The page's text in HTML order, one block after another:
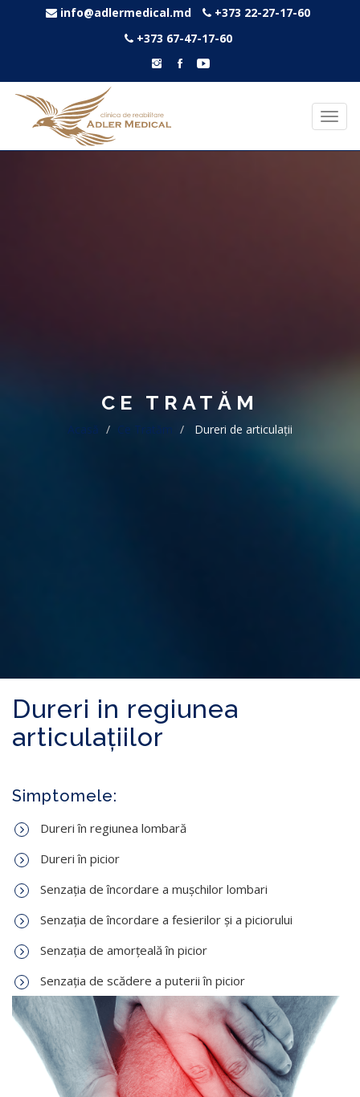
info@adlermedical.md
+373 22-27-17-60
+373 67-47-17-60
CE TRATĂM
Acasă Ce Tratăm Dureri de articulații
Dureri in regiunea
articulațiilor
Simptomele:
Dureri în regiunea lombară
Dureri în picior
Senzația de încordare a mușchilor lombari
Senzația de încordare a fesierilor și a piciorului
Senzația de amorțeală în picior
Senzația de scădere a puterii în picior